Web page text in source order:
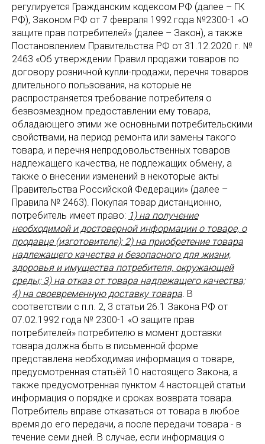
регулируется Гражданским кодексом РФ (далее – ГК
РФ), Законом РФ от 7 февраля 1992 года №2300-1 «О
защите прав потребителей» (далее – Закон), а также
Постановлением Правительства РФ от 31.12.2020 г. №
2463 «Об утверждении Правил продажи товаров по
договору розничной купли-продажи, перечня товаров
длительного пользования, на которые не
распространяется требование потребителя о
безвозмездном предоставлении ему товара,
обладающего этими же основными потребительскими
свойствами, на период ремонта или замены такого
товара, и перечня непродовольственных товаров
надлежащего качества, не подлежащих обмену, а
также о внесении изменений в некоторые акты
Правительства Российской Федерации» (далее –
Правила № 2463). Покупая товар дистанционно,
потребитель имеет право: 1) на получение
необходимой и достоверной информации о товаре, о
продавце (изготовителе); 2) на приобретение товара
надлежащего качества и безопасного для жизни,
здоровья и имущества потребителя, окружающей
среды; 3) на отказ от товара надлежащего качества;
4) на своевременную доставку товара. В
соответствии с п.п. 2, 3 статьи 26.1 Закона РФ от
07.02.1992 года № 2300-1 «О защите прав
потребителей» потребителю в момент доставки
товара должна быть в письменной форме
представлена необходимая информация о товаре,
предусмотренная статьёй 10 настоящего Закона, а
также предусмотренная пунктом 4 настоящей статьи
информация о порядке и сроках возврата товара.
Потребитель вправе отказаться от товара в любое
время до его передачи, а после передачи товара - в
течение семи дней. В случае, если информация о